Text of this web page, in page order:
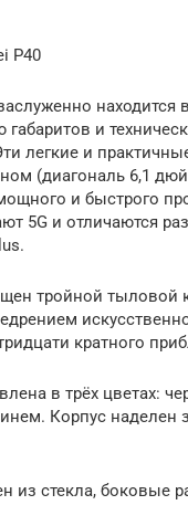
P40
находится
и
легкие и
(диагональ 6,1
и быстрого
5G и отличаются
тройной тыловой
кратного
в трёх цветах:
Корпус наделен
из стекла, боковые